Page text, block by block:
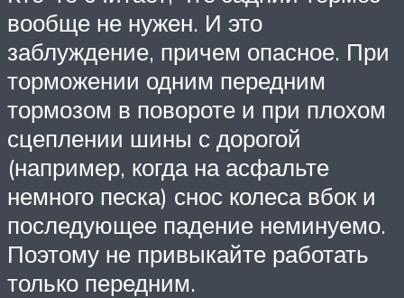
вообще не нужен. И это
заблуждение, причем опасное. При
торможении одним передним
тормозом в повороте и при плохом
сцеплении шины с дорогой
(например, когда на асфальте
немного песка) снос колеса вбок и
последующее падение неминуемо.
Поэтому не привыкайте работать
только передним.